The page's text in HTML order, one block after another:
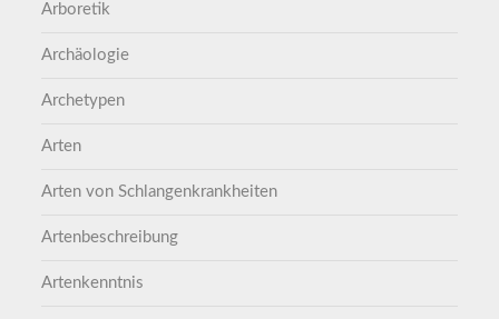
Arboretik
Archäologie
Archetypen
Arten
Arten von Schlangenkrankheiten
Artenbeschreibung
Artenkenntnis